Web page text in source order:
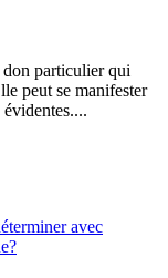
particulier qui
peut se manifester